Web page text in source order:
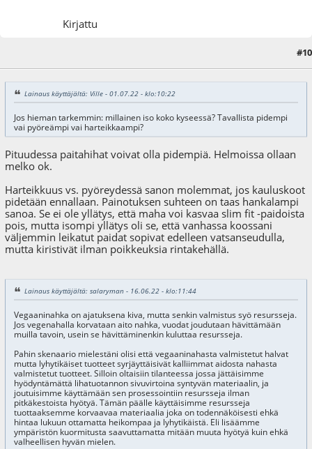
Kirjattu
#10
Lainaus käyttäjältä: Ville - 01.07.22 - klo:10:22
Jos hieman tarkemmin: millainen iso koko kyseessä? Tavallista pidempi
vai pyöreämpi vai harteikkaampi?
Pituudessa paitahihat voivat olla pidempiä. Helmoissa ollaan
melko ok.
Harteikkuus vs. pyöreydessä sanon molemmat, jos kauluskoot
pidetään ennallaan. Painotuksen suhteen on taas hankalampi
sanoa. Se ei ole yllätys, että maha voi kasvaa slim fit -paidoista
pois, mutta isompi yllätys oli se, että vanhassa koossani
väljemmin leikatut paidat sopivat edelleen vatsanseudulla,
mutta kiristivät ilman poikkeuksia rintakehällä.
Lainaus käyttäjältä: salaryman - 16.06.22 - klo:11:44
Vegaaninahka on ajatuksena kiva, mutta senkin valmistus syö resursseja.
Jos vegenahalla korvataan aito nahka, vuodat joudutaan hävittämään
muilla tavoin, usein se hävittäminenkin kuluttaa resursseja.
Pahin skenaario mielestäni olisi että vegaaninahasta valmistetut halvat
mutta lyhytikäiset tuotteet syrjäyttäisivät kalliimmat aidosta nahasta
valmistetut tuotteet. Silloin oltaisiin tilanteessa jossa jättäisimme
hyödyntämättä lihatuotannon sivuvirtoina syntyvän materiaalin, ja
joutuisimme käyttämään sen prosessointiin resursseja ilman
pitkäkestoista hyötyä. Tämän päälle käyttäisimme resursseja
tuottaaksemme korvaavaa materiaalia joka on todennäköisesti ehkä
hintaa lukuun ottamatta heikompaa ja lyhytikäistä. Eli lisäämme
ympäristön kuormitusta saavuttamatta mitään muuta hyötyä kuin ehkä
valheellisen hyvän mielen.